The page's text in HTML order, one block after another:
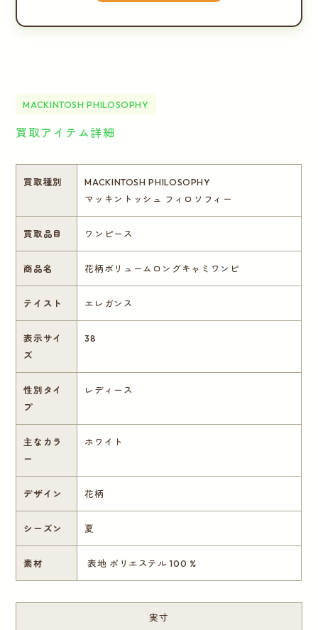
MACKINTOSH PHILOSOPHY
買取アイテム詳細
買取種別
MACKINTOSH PHILOSOPHY
マッキントッシュ フィロソフィー
買取品目 ワンピース
商品名 花柄ボリュームロングキャミワンピ
テイスト エレガンス
表示サイ
ズ
38
性別タイ
プ
レディース
主なカラ
ー
ホワイト
デザイン 花柄
シーズン 夏
素材 表地 ポリエステル 100 %
実寸